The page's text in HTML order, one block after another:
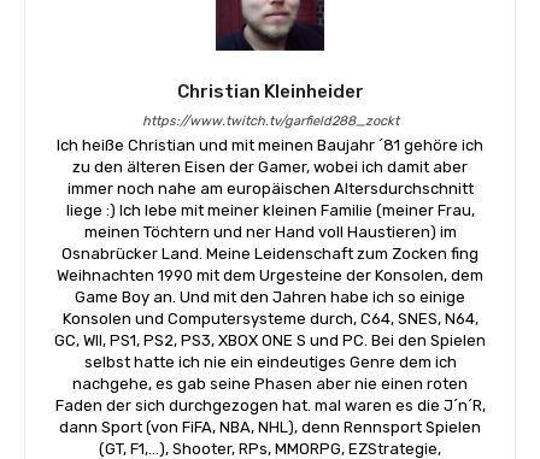
Christian Kleinheider
https://www.twitch.tv/garfield288_zockt
Ich heiße Christian und mit meinen Baujahr ´81 gehöre ich
zu den älteren Eisen der Gamer, wobei ich damit aber
immer noch nahe am europäischen Altersdurchschnitt
liege :) Ich lebe mit meiner kleinen Familie (meiner Frau,
meinen Töchtern und ner Hand voll Haustieren) im
Osnabrücker Land. Meine Leidenschaft zum Zocken fing
Weihnachten 1990 mit dem Urgesteine der Konsolen, dem
Game Boy an. Und mit den Jahren habe ich so einige
Konsolen und Computersysteme durch, C64, SNES, N64,
GC, WII, PS1, PS2, PS3, XBOX ONE S und PC. Bei den Spielen
selbst hatte ich nie ein eindeutiges Genre dem ich
nachgehe, es gab seine Phasen aber nie einen roten
Faden der sich durchgezogen hat. mal waren es die J´n´R,
dann Sport (von FiFA, NBA, NHL), denn Rennsport Spielen
(GT, F1,...), Shooter, RPs, MMORPG, EZStrategie,